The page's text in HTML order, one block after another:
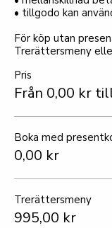
• tillgodo kan
För köp utan
Trerättersmeny
Pris
Från 0,00 kr
Boka med
0,00 kr
Trerättersmeny
995,00 kr